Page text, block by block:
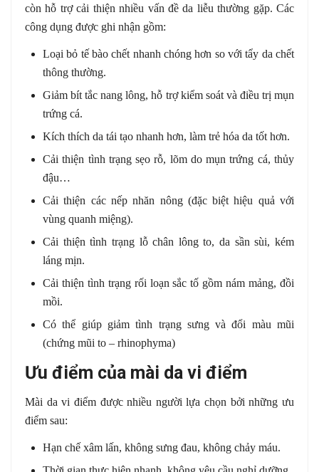
còn hỗ trợ cải thiện nhiều vấn đề da liễu thường gặp. Các
công dụng được ghi nhận gồm:
Loại bỏ tế bào chết nhanh chóng hơn so với tẩy da chết
thông thường.
Giảm bít tắc nang lông, hỗ trợ kiểm soát và điều trị mụn
trứng cá.
Kích thích da tái tạo nhanh hơn, làm trẻ hóa da tốt hơn.
Cải thiện tình trạng sẹo rỗ, lõm do mụn trứng cá, thủy
đậu…
Cải thiện các nếp nhăn nông (đặc biệt hiệu quả với
vùng quanh miệng).
Cải thiện tình trạng lỗ chân lông to, da sần sùi, kém
láng mịn.
Cải thiện tình trạng rối loạn sắc tố gồm nám mảng, đồi
mồi.
Có thể giúp giảm tình trạng sưng và đổi màu mũi
(chứng mũi to – rhinophyma)
Ưu điểm của mài da vi điểm
Mài da vi điểm được nhiều người lựa chọn bởi những ưu
điểm sau:
Hạn chế xâm lấn, không sưng đau, không chảy máu.